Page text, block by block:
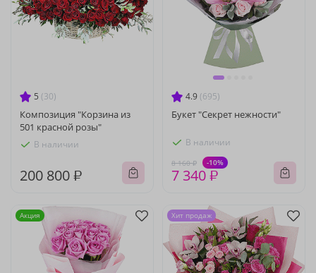
5 (30)
Композиция "Корзина из
501 красной розы"
В наличии
200 800 ₽
4.9 (695)
Букет "Секрет нежности"
В наличии
8 160 ₽ -10%
7 340 ₽
Акция Хит продаж